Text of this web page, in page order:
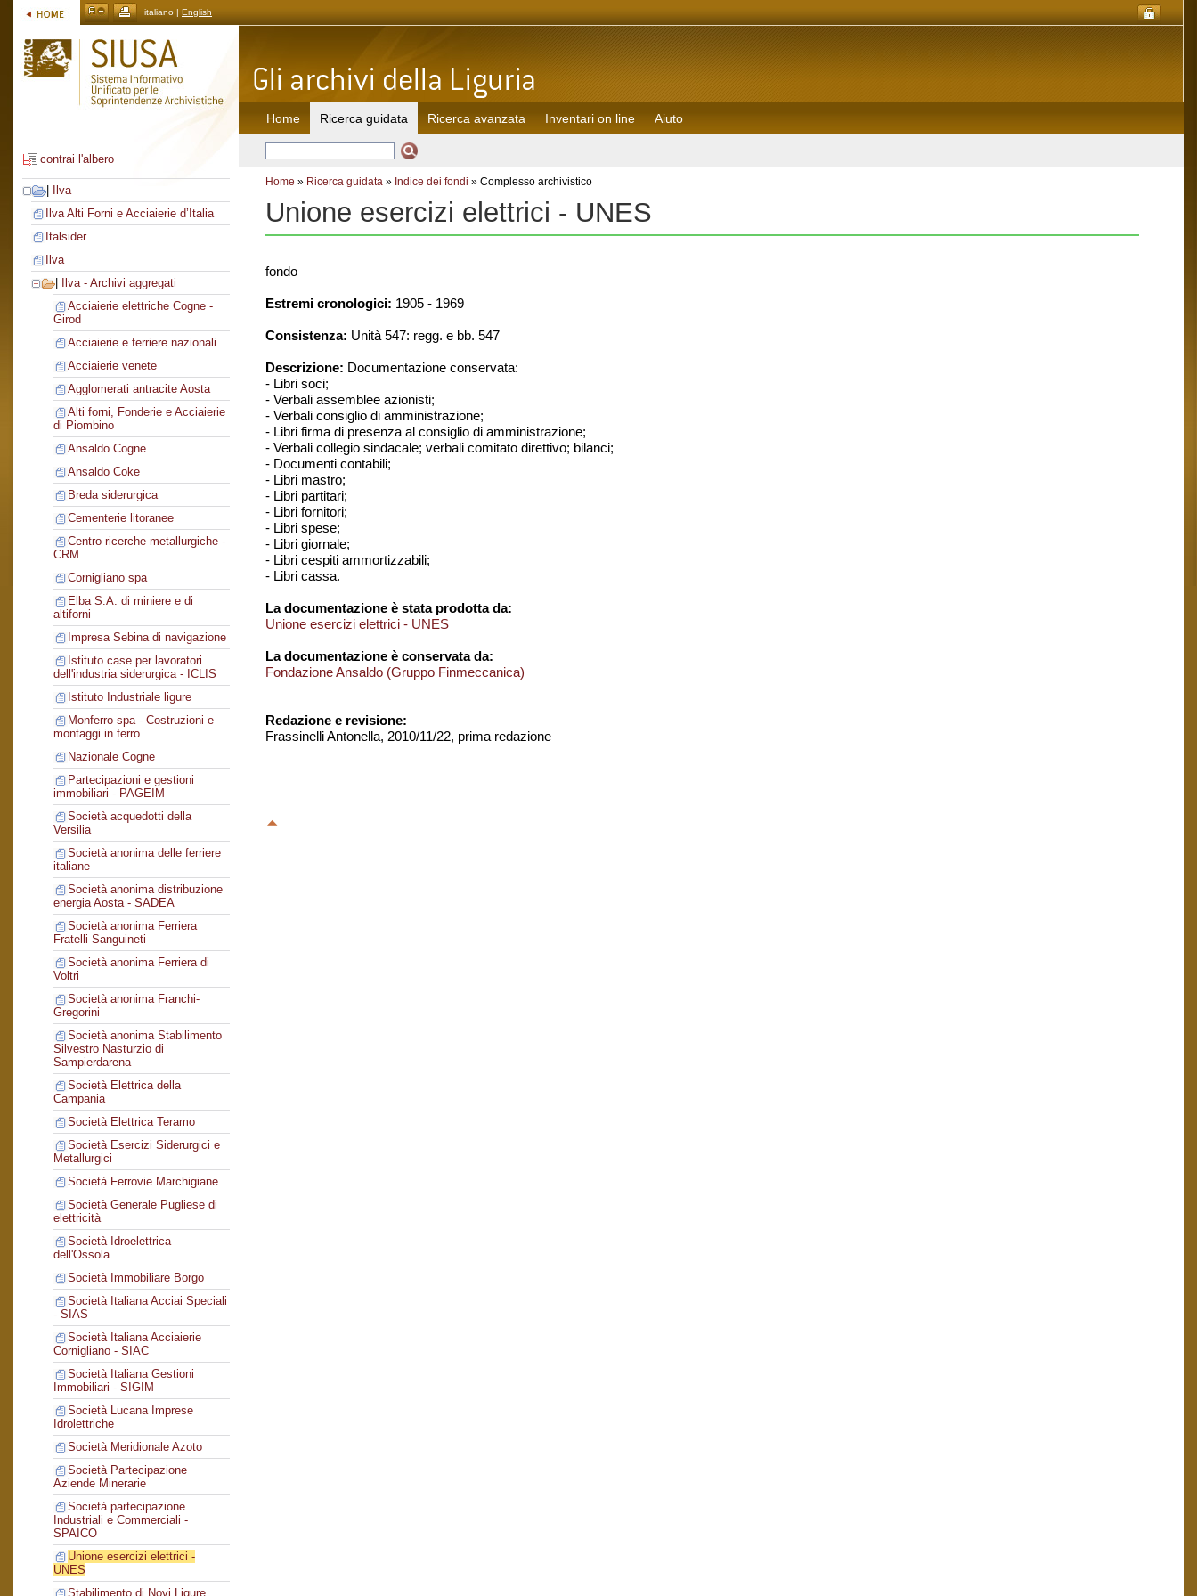
italiano | English
contrai l'albero
Ilva
Ilva Alti Forni e Acciaierie d’Italia
Italsider
Ilva
Ilva - Archivi aggregati
Acciaierie elettriche Cogne -
Girod
Acciaierie e ferriere nazionali
Acciaierie venete
Agglomerati antracite Aosta
Alti forni, Fonderie e Acciaierie
di Piombino
Ansaldo Cogne
Ansaldo Coke
Breda siderurgica
Cementerie litoranee
Centro ricerche metallurgiche -
CRM
Cornigliano spa
Elba S.A. di miniere e di
altiforni
Impresa Sebina di navigazione
Istituto case per lavoratori
dell'industria siderurgica - ICLIS
Istituto Industriale ligure
Monferro spa - Costruzioni e
montaggi in ferro
Nazionale Cogne
Partecipazioni e gestioni
immobiliari - PAGEIM
Società acquedotti della
Versilia
Società anonima delle ferriere
italiane
Società anonima distribuzione
energia Aosta - SADEA
Società anonima Ferriera
Fratelli Sanguineti
Società anonima Ferriera di
Voltri
Società anonima Franchi-
Gregorini
Società anonima Stabilimento
Silvestro Nasturzio di
Sampierdarena
Società Elettrica della
Campania
Società Elettrica Teramo
Società Esercizi Siderurgici e
Metallurgici
Società Ferrovie Marchigiane
Società Generale Pugliese di
elettricità
Società Idroelettrica
dell'Ossola
Società Immobiliare Borgo
Società Italiana Acciai Speciali
- SIAS
Società Italiana Acciaierie
Cornigliano - SIAC
Società Italiana Gestioni
Immobiliari - SIGIM
Società Lucana Imprese
Idrolettriche
Società Meridionale Azoto
Società Partecipazione
Aziende Minerarie
Società partecipazione
Industriali e Commerciali -
SPAICO
Unione esercizi elettrici -
UNES
Stabilimento di Novi Ligure
Home Ricerca guidata Ricerca avanzata Inventari on line Aiuto
Home » Ricerca guidata » Indice dei fondi » Complesso archivistico
Unione esercizi elettrici - UNES
fondo
Estremi cronologici: 1905 - 1969
Consistenza: Unità 547: regg. e bb. 547
Descrizione: Documentazione conservata:
- Libri soci;
- Verbali assemblee azionisti;
- Verbali consiglio di amministrazione;
- Libri firma di presenza al consiglio di amministrazione;
- Verbali collegio sindacale; verbali comitato direttivo; bilanci;
- Documenti contabili;
- Libri mastro;
- Libri partitari;
- Libri fornitori;
- Libri spese;
- Libri giornale;
- Libri cespiti ammortizzabili;
- Libri cassa.
La documentazione è stata prodotta da:
Unione esercizi elettrici - UNES
La documentazione è conservata da:
Fondazione Ansaldo (Gruppo Finmeccanica)
Redazione e revisione:
Frassinelli Antonella, 2010/11/22, prima redazione